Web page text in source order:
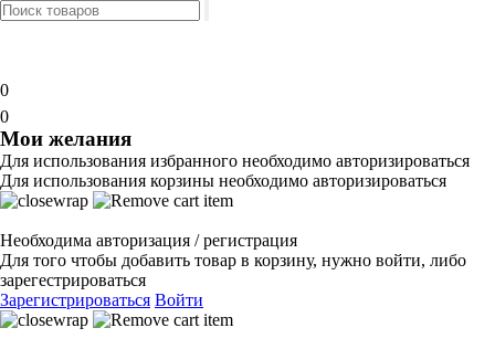
0
0
Мои желания
Для использования избранного необходимо авторизироваться
Для использования корзины необходимо авторизироваться
Необходима авторизация / регистрация
Для того чтобы добавить товар в корзину, нужно войти, либо
зарегестрироваться
Зарегистрироваться Войти